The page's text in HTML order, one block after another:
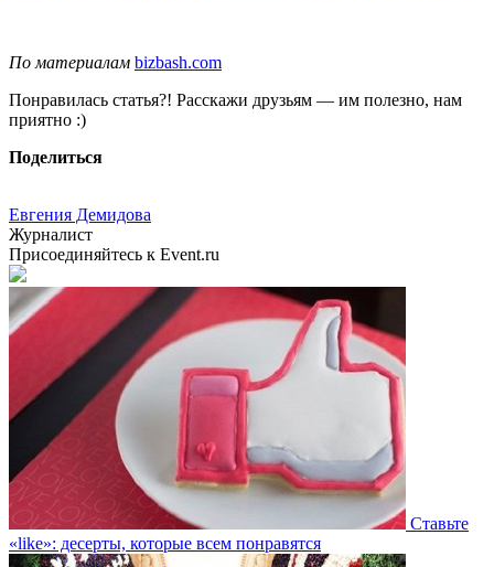
По материалам bizbash.com
Понравилась статья?! Расскажи друзьям — им полезно, нам
приятно :)
Поделиться
Евгения Демидова
Журналист
Присоединяйтесь к Event.ru
Ставьте
«like»: десерты, которые всем понравятся